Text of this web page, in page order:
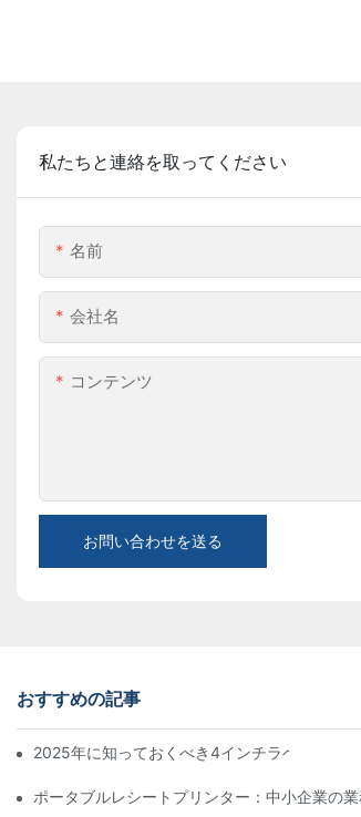
私たちと連絡を取ってください
名前
会社名
コンテンツ
お問い合わせを送る
おすすめの記事
2025年に知っておくべき4インチラベルプリ
ポータブルレシートプリンター：中小企業の